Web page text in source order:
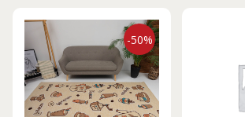
-50%